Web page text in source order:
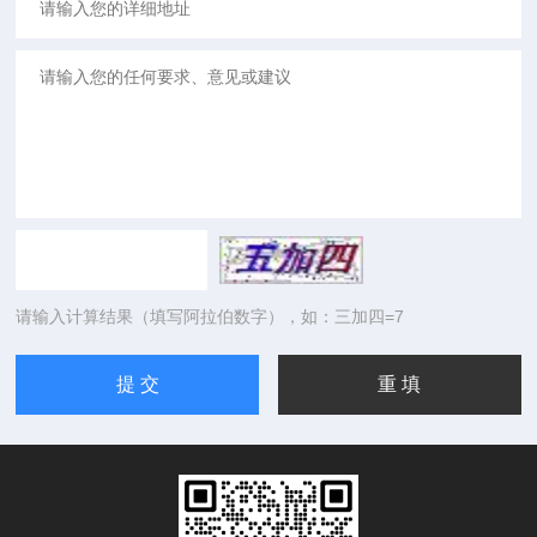
请输入计算结果（填写阿拉伯数字），如：三加四=7